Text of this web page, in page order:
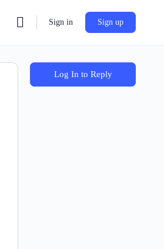
Sign in Sign up
Log In to Reply